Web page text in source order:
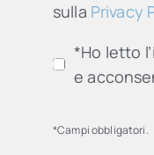
sulla Privacy
*Ho letto
e
*Campi obbligatori.